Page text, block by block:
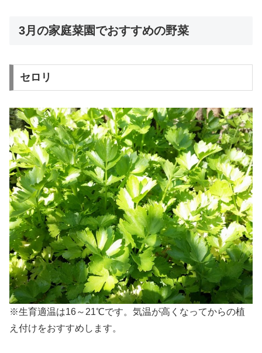
3月の家庭菜園でおすすめの野菜
セロリ
※生育適温は16～21℃です。気温が高くなってからの植
え付けをおすすめします。